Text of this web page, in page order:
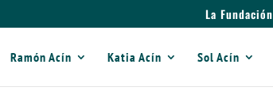
La Fundación
Ramón Acín Katia Acín Sol Acín